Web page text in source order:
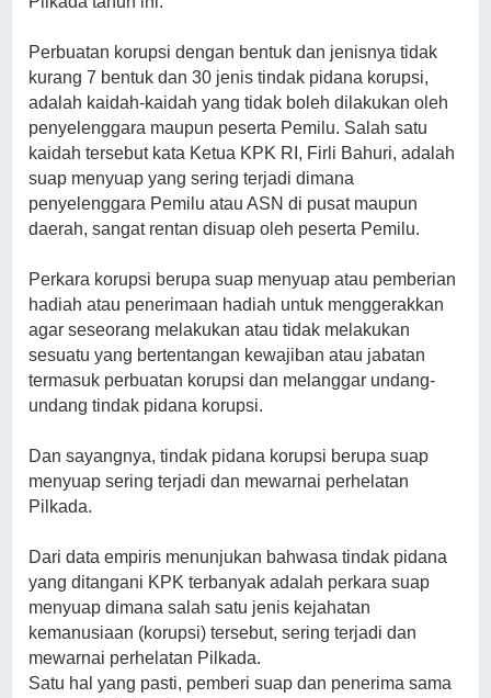
Perbuatan korupsi dengan bentuk dan jenisnya tidak
kurang 7 bentuk dan 30 jenis tindak pidana korupsi,
adalah kaidah-kaidah yang tidak boleh dilakukan oleh
penyelenggara maupun peserta Pemilu. Salah satu
kaidah tersebut kata Ketua KPK RI, Firli Bahuri, adalah
suap menyuap yang sering terjadi dimana
penyelenggara Pemilu atau ASN di pusat maupun
daerah, sangat rentan disuap oleh peserta Pemilu.
Perkara korupsi berupa suap menyuap atau pemberian
hadiah atau penerimaan hadiah untuk menggerakkan
agar seseorang melakukan atau tidak melakukan
sesuatu yang bertentangan kewajiban atau jabatan
termasuk perbuatan korupsi dan melanggar undang-
undang tindak pidana korupsi.
Dan sayangnya, tindak pidana korupsi berupa suap
menyuap sering terjadi dan mewarnai perhelatan
Pilkada.
Dari data empiris menunjukan bahwasa tindak pidana
yang ditangani KPK terbanyak adalah perkara suap
menyuap dimana salah satu jenis kejahatan
kemanusiaan (korupsi) tersebut, sering terjadi dan
mewarnai perhelatan Pilkada.
Satu hal yang pasti, pemberi suap dan penerima sama